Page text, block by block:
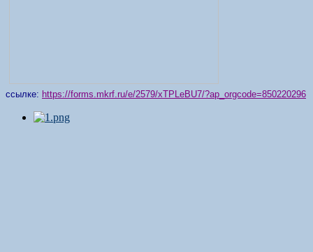
ссылке: https://forms.mkrf.ru/e/2579/xTPLeBU7/?ap_orgcode=850220296